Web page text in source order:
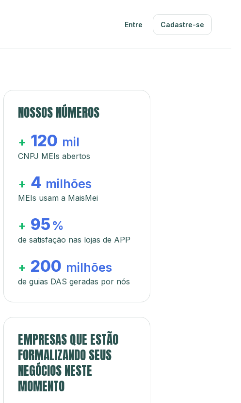
Entre Cadastre-se
NOSSOS NÚMEROS
+ 120 mil
CNPJ MEIs abertos
+ 4 milhões
MEIs usam a MaisMei
+ 95 %
de satisfação nas lojas de APP
+ 200 milhões
de guias DAS geradas por nós
EMPRESAS QUE ESTÃO
FORMALIZANDO SEUS
NEGÓCIOS NESTE
MOMENTO